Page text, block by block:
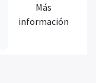
Más
información